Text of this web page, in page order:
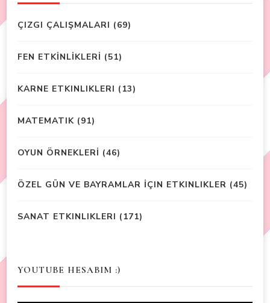
ÇIZGI ÇALIŞMALARI (69)
FEN ETKİNLİKLERİ (51)
KARNE ETKINLIKLERI (13)
MATEMATIK (91)
OYUN ÖRNEKLERİ (46)
ÖZEL GÜN VE BAYRAMLAR İÇIN ETKINLIKLER (45)
SANAT ETKINLIKLERI (171)
YOUTUBE HESABIM :)